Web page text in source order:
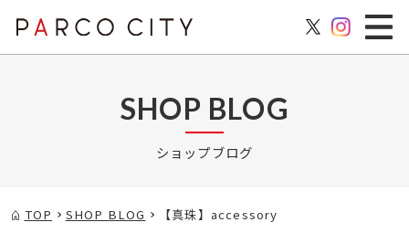
SHOP BLOG
ショップブログ
TOP SHOP BLOG 【真珠】accessory